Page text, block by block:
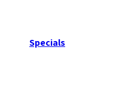
Specials